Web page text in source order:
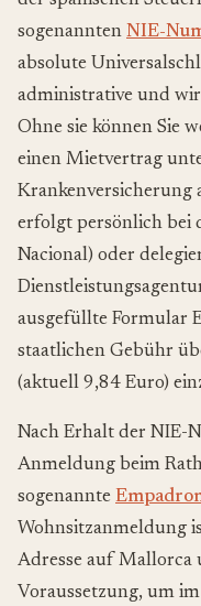
sogenannten NIE-
absolute
administrative und
Ohne sie können Sie
einen Mietvertrag
Krankenversicherung
erfolgt persönlich bei
Nacional) oder
ausgefüllte Formular
staatlichen Gebühr
(aktuell 9,84 Euro)
Nach Erhalt der NIE-
Anmeldung beim
sogenannte
Wohnsitzanmeldung
Adresse auf Mallorca
Voraussetzung, um